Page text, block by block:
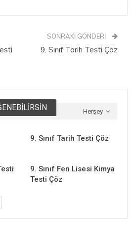
SONRAKI GÖNDERI
9. Sınıf Tarih Testi Çöz
Herşey
9. Sınıf Tarih Testi Çöz
9. Sınıf Fen Lisesi Kimya
Testi Çöz